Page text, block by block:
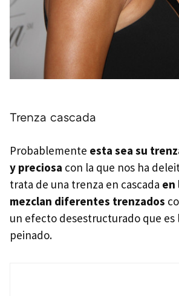
Trenza cascada
Probablemente esta sea su
y preciosa con la que nos ha
trata de una trenza en cascada en
mezclan diferentes trenzados
un efecto desestructurado que es
peinado.